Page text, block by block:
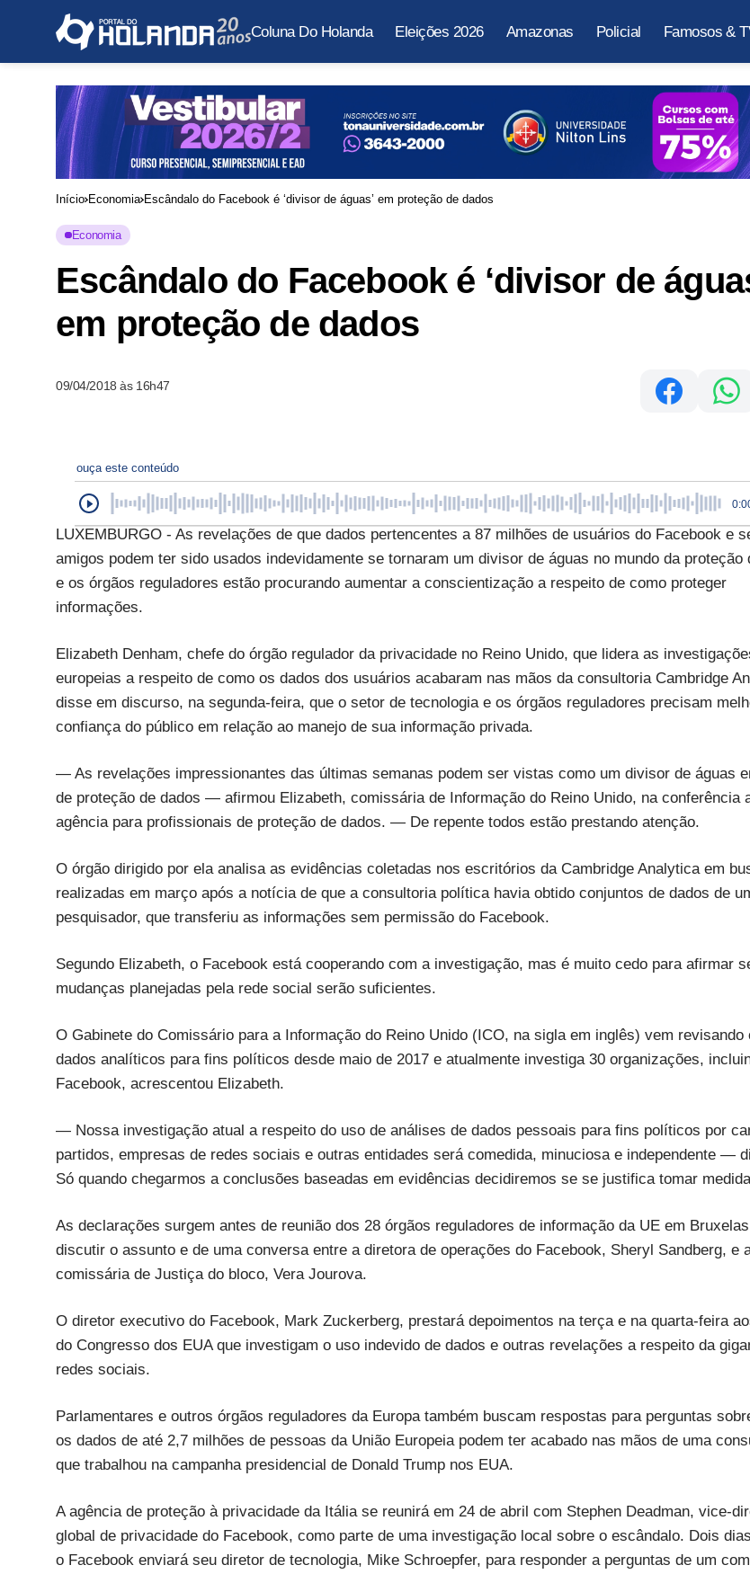
Coluna Do Holanda Eleições 2026 Amazonas Policial Famosos &
Início Economia Escândalo do Facebook é ‘divisor de águas’ em proteção de dados
Economia
Escândalo do Facebook é ‘divisor de
em proteção de dados
09/04/2018 às 16h47
ouça este conteúdo
LUXEMBURGO - As revelações de que dados pertencentes a 87 milhões de usuários do Facebook e
amigos podem ter sido usados indevidamente se tornaram um divisor de águas no mundo da proteção
e os órgãos reguladores estão procurando aumentar a conscientização a respeito de como proteger
informações.
Elizabeth Denham, chefe do órgão regulador da privacidade no Reino Unido, que lidera as
europeias a respeito de como os dados dos usuários acabaram nas mãos da consultoria Cambridge
disse em discurso, na segunda-feira, que o setor de tecnologia e os órgãos reguladores precisam
confiança do público em relação ao manejo de sua informação privada.
— As revelações impressionantes das últimas semanas podem ser vistas como um divisor de águas
de proteção de dados — afirmou Elizabeth, comissária de Informação do Reino Unido, na conferência
agência para profissionais de proteção de dados. — De repente todos estão prestando atenção.
O órgão dirigido por ela analisa as evidências coletadas nos escritórios da Cambridge Analytica em
realizadas em março após a notícia de que a consultoria política havia obtido conjuntos de dados de
pesquisador, que transferiu as informações sem permissão do Facebook.
Segundo Elizabeth, o Facebook está cooperando com a investigação, mas é muito cedo para afirmar
mudanças planejadas pela rede social serão suficientes.
O Gabinete do Comissário para a Informação do Reino Unido (ICO, na sigla em inglês) vem revisando
dados analíticos para fins políticos desde maio de 2017 e atualmente investiga 30 organizações,
Facebook, acrescentou Elizabeth.
— Nossa investigação atual a respeito do uso de análises de dados pessoais para fins políticos por
partidos, empresas de redes sociais e outras entidades será comedida, minuciosa e independente —
Só quando chegarmos a conclusões baseadas em evidências decidiremos se se justifica tomar
As declarações surgem antes de reunião dos 28 órgãos reguladores de informação da UE em
discutir o assunto e de uma conversa entre a diretora de operações do Facebook, Sheryl Sandberg, e
comissária de Justiça do bloco, Vera Jourova.
O diretor executivo do Facebook, Mark Zuckerberg, prestará depoimentos na terça e na quarta-feira
do Congresso dos EUA que investigam o uso indevido de dados e outras revelações a respeito da
redes sociais.
Parlamentares e outros órgãos reguladores da Europa também buscam respostas para perguntas
os dados de até 2,7 milhões de pessoas da União Europeia podem ter acabado nas mãos de uma
que trabalhou na campanha presidencial de Donald Trump nos EUA.
A agência de proteção à privacidade da Itália se reunirá em 24 de abril com Stephen Deadman, vice-
global de privacidade do Facebook, como parte de uma investigação local sobre o escândalo. Dois
o Facebook enviará seu diretor de tecnologia, Mike Schroepfer, para responder a perguntas de um